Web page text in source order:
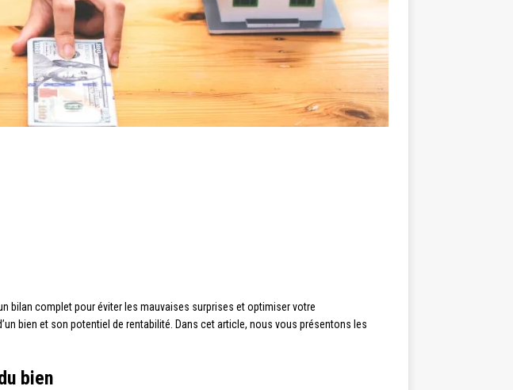
bilan complet pour éviter les mauvaises surprises et optimiser votre
bien et son potentiel de rentabilité. Dans cet article, nous vous présentons les
bien